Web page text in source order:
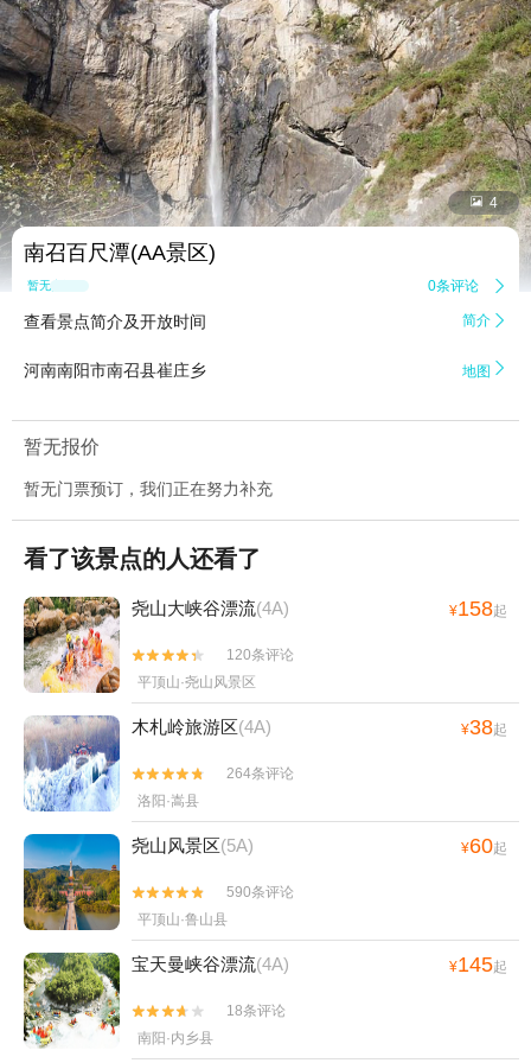
 4
南召百尺潭(AA景区)
暂无点评 0条评论 
查看景点简介及开放时间 简介 
河南南阳市南召县崔庄乡 地图 
暂无报价
暂无门票预订，我们正在努力补充
看了该景点的人还看了
尧山大峡谷漂流(4A) ¥158起


120条评论
平顶山·尧山风景区
木札岭旅游区(4A) ¥38起


264条评论
洛阳·嵩县
尧山风景区(5A) ¥60起


590条评论
平顶山·鲁山县
宝天曼峡谷漂流(4A) ¥145起


18条评论
南阳·内乡县
